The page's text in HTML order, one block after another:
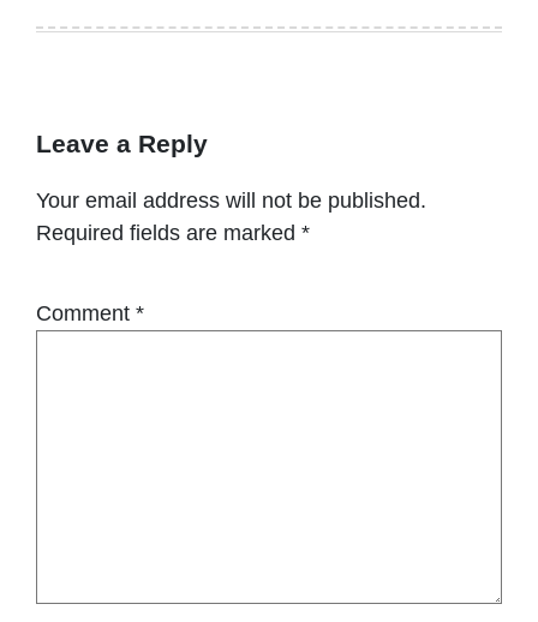
Leave a Reply
Your email address will not be published.
Required fields are marked *
Comment *